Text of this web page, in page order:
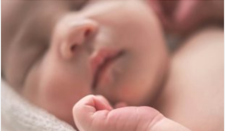
za
novorođeno
dijete
porodici
daje